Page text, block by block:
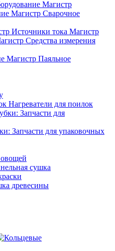
Магистр
Сварочное
Источники тока Магистр
Средства измерения
Паяльное
Нагреватели для поилок
Запчасти для упаковочных
сушка
древесины